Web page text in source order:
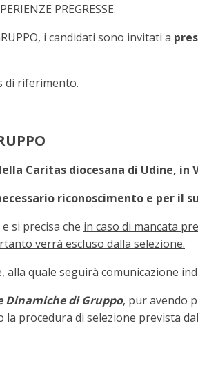
PREGRESSE.
i candidati sono invitati a
di riferimento.
Caritas diocesana di Udine, in
riconoscimento e per il
e si precisa che in caso di mancata
verrà escluso dalla selezione.
alla quale seguirà comunicazione
Dinamiche di Gruppo, pur avendo
procedura di selezione prevista